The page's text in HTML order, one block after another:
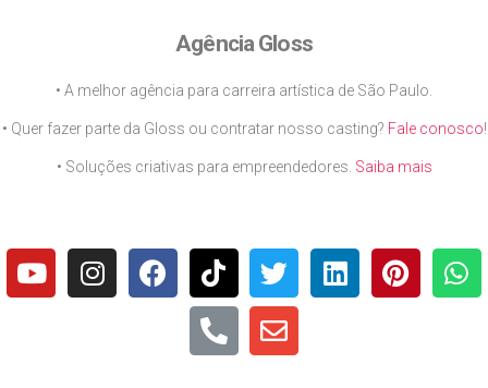
Agência Gloss
• A melhor agência para carreira artística de São Paulo.
• Quer fazer parte da Gloss ou contratar nosso casting? Fale conosco!
• Soluções criativas para empreendedores. Saiba mais